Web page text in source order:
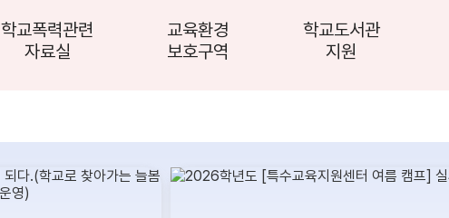
학교폭력관련
자료실
교육환경
보호구역
학교도서관
지원